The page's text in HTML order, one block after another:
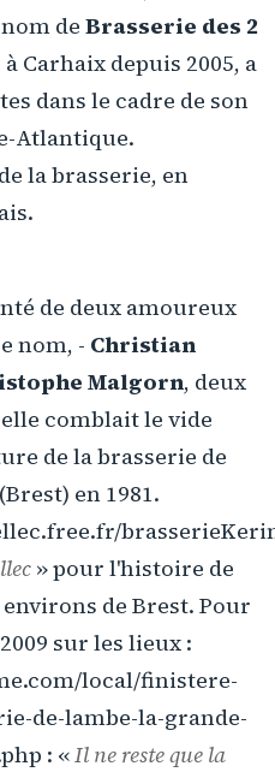
de Brasserie des 2
Carhaix depuis 2005, a
dans le cadre de son
Atlantique.
la brasserie, en
de deux amoureux
nom, - Christian
Malgorn, deux
comblait le vide
de la brasserie de
en 1981.
» pour l'histoire de
de Brest. Pour
sur les lieux :
local/finistere-
de-lambe-la-grande-
: «Il ne reste que la